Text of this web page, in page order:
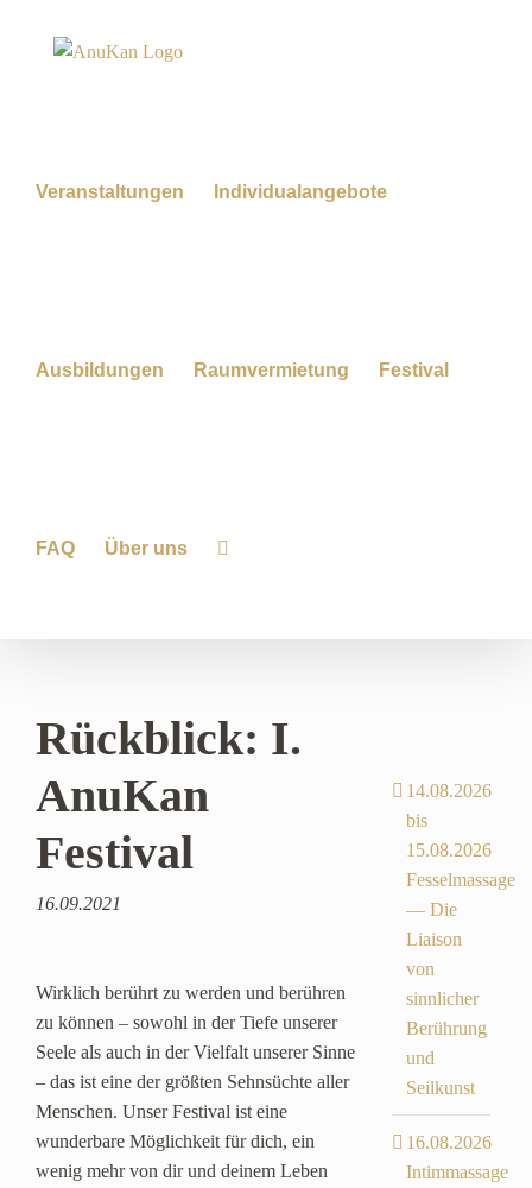
Veranstaltungen Individualangebote
Ausbildungen Raumvermietung Festival
FAQ Über uns
Rückblick: I.
AnuKan
Festival
16.09.2021
Wirklich berührt zu werden und berühren
zu können – sowohl in der Tiefe unserer
Seele als auch in der Vielfalt unserer Sinne
– das ist eine der größten Sehnsüchte aller
Menschen. Unser Festival ist eine
wunderbare Möglichkeit für dich, ein
wenig mehr von dir und deinem Leben
14.08.2026
bis
15.08.2026
Fesselmassage
— Die
Liaison
von
sinnlicher
Berührung
und
Seilkunst
16.08.2026
Intimmassage